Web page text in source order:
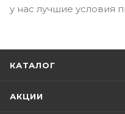
у нас лучшие условия
КАТАЛОГ
АКЦИИ